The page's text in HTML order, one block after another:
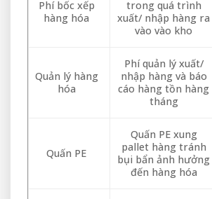
Phí bốc xếp
hàng hóa
trong quá trình
xuất/ nhập hàng ra
vào vào kho
Quản lý hàng
hóa
Phí quản lý xuất/
nhập hàng và báo
cáo hàng tồn hàng
tháng
Quấn PE
Quấn PE xung
pallet hàng tránh
bụi bẩn ảnh hưởng
đến hàng hóa